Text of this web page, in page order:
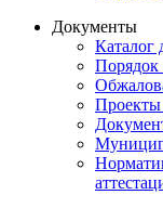
Документы
Каталог
Порядок
Проекты